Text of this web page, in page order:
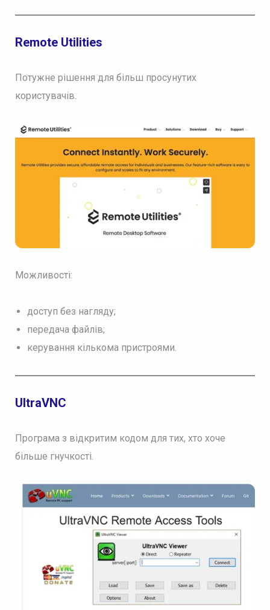
Remote Utilities
Потужне рішення для більш просунутих
користувачів.
Можливості:
доступ без нагляду;
передача файлів;
керування кількома пристроями.
UltraVNC
Програма з відкритим кодом для тих, хто хоче
більше гнучкості.